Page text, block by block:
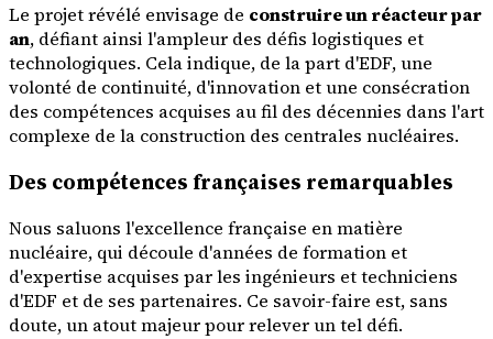
Le projet révélé envisage de construire un réacteur par
an, défiant ainsi l'ampleur des défis logistiques et
technologiques. Cela indique, de la part d'EDF, une
volonté de continuité, d'innovation et une consécration
des compétences acquises au fil des décennies dans l'art
complexe de la construction des centrales nucléaires.
Des compétences françaises remarquables
Nous saluons l'excellence française en matière
nucléaire, qui découle d'années de formation et
d'expertise acquises par les ingénieurs et techniciens
d'EDF et de ses partenaires. Ce savoir-faire est, sans
doute, un atout majeur pour relever un tel défi.